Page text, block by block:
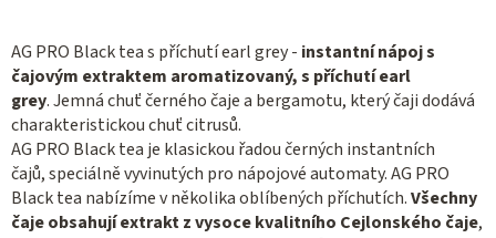
AG PRO Black tea s příchutí earl grey - instantní nápoj s
čajovým extraktem aromatizovaný, s příchutí earl
grey. Jemná chuť černého čaje a bergamotu, který čaji dodává
charakteristickou chuť citrusů.
AG PRO Black tea je klasickou řadou černých instantních
čajů, speciálně vyvinutých pro nápojové automaty. AG PRO
Black tea nabízíme v několika oblíbených příchutích.Všechny
čaje obsahují extrakt z vysoce kvalitního Cejlonského čaje,